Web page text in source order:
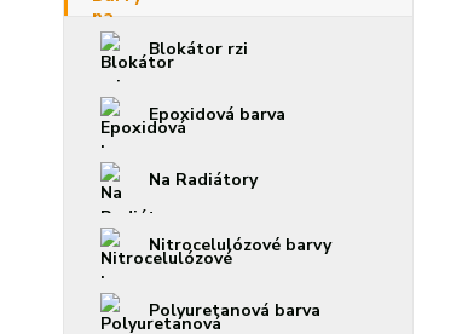
Blokátor rzi
Epoxidová barva
Na Radiátory
Nitrocelulózové barvy
Polyuretanová barva